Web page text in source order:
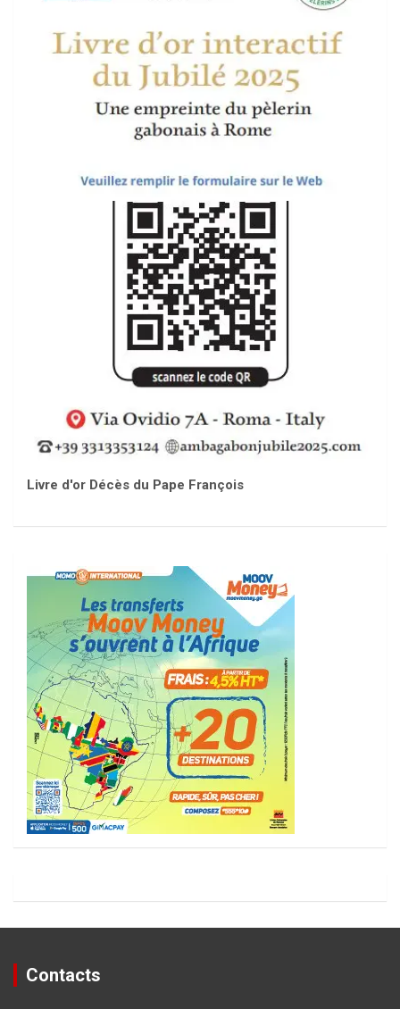
Livre d'or Décès du Pape François
Contacts